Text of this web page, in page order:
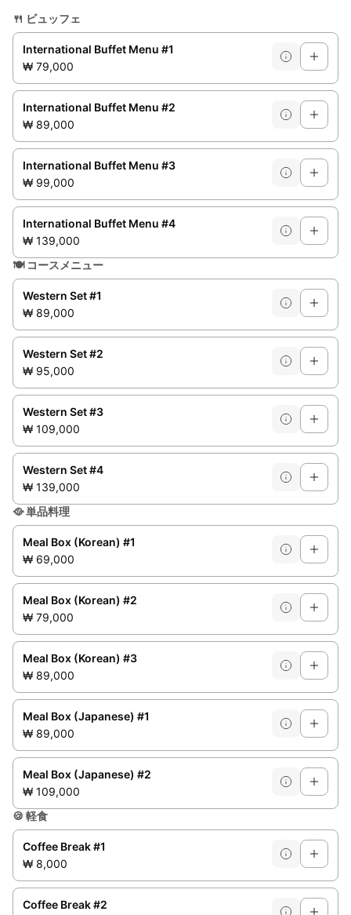
🍴 ビュッフェ
International Buffet Menu #1
₩ 79,000
International Buffet Menu #2
₩ 89,000
International Buffet Menu #3
₩ 99,000
International Buffet Menu #4
₩ 139,000
🍽️ コースメニュー
Western Set #1
₩ 89,000
Western Set #2
₩ 95,000
Western Set #3
₩ 109,000
Western Set #4
₩ 139,000
🥘単品料理
Meal Box (Korean) #1
₩ 69,000
Meal Box (Korean) #2
₩ 79,000
Meal Box (Korean) #3
₩ 89,000
Meal Box (Japanese) #1
₩ 89,000
Meal Box (Japanese) #2
₩ 109,000
🍪 軽食
Coffee Break #1
₩ 8,000
Coffee Break #2